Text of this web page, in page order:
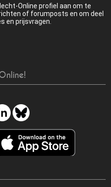
Online profiel aan om te
of forumposts en om deel
en prijsvragen.